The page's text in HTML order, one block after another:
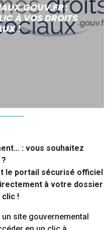
:
À VOS DROITS
!
: vous souhaitez
le portail sécurisé officiel
à votre dossier
clic !
un site gouvernemental